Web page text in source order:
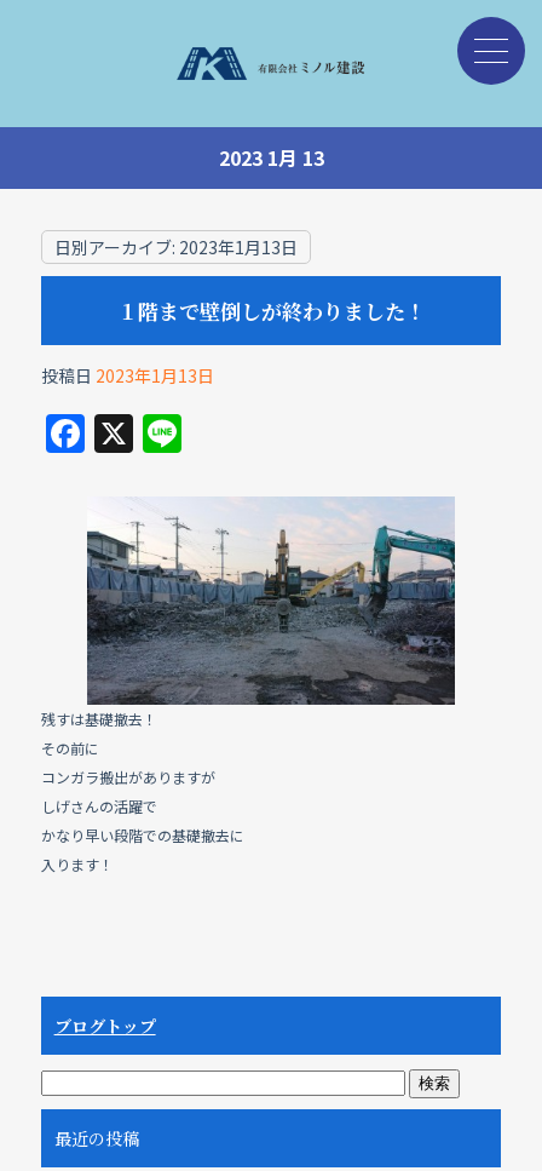
2023 1月 13
日別アーカイブ: 2023年1月13日
１階まで壁倒しが終わりました！
投稿日 2023年1月13日
F
e
b
o
o
k
X Li
e
残すは基礎撤去！
その前に
コンガラ搬出がありますが
しげさんの活躍で
かなり早い段階での基礎撤去に
入ります！
ブログトップ
最近の投稿